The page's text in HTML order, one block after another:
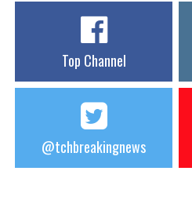
Top Channel
@tchbreakingnews